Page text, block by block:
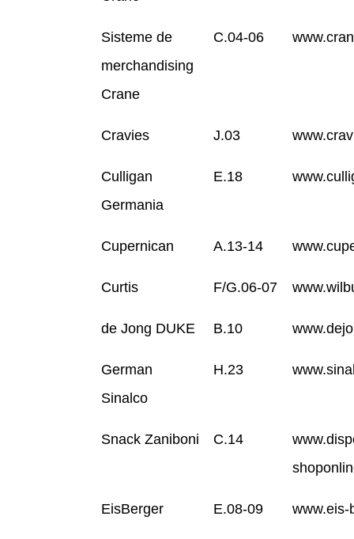
Sisteme de
merchandising
Crane
C.04-06
Cravies J.03
Culligan
Germania
E.18
Cupernican A.13-14
Curtis F/G.06-07
de Jong DUKE B.10
German
Sinalco
H.23
Snack Zaniboni C.14
EisBerger E.08-09 www.eis-